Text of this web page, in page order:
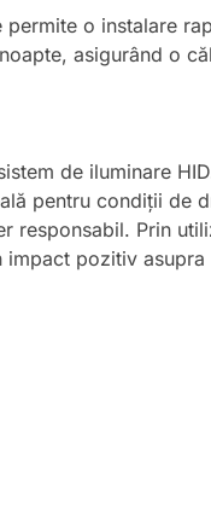
o instalare
asigurând o
de iluminare
pentru condiții de
responsabil. Prin
pozitiv asupra